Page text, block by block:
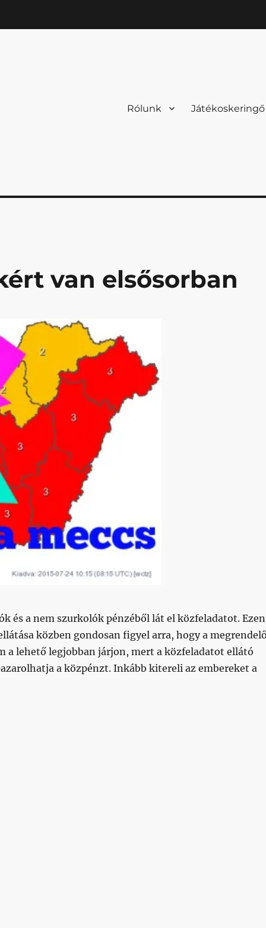
Rólunk Játékoskeringő
van elsősorban
és a nem szurkolók pénzéből lát el közfeladatot. Ezen
közben gondosan figyel arra, hogy a
a lehető legjobban járjon, mert a közfeladatot ellátó
a közpénzt. Inkább kitereli az embereket a
van elsősorban”